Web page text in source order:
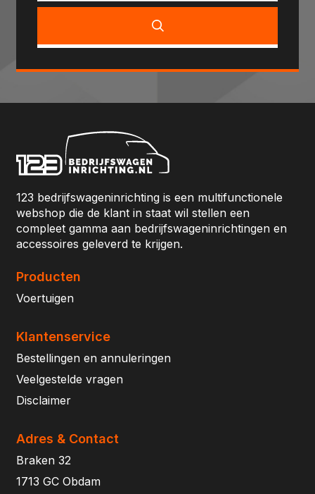
123 bedrijfswageninrichting is een multifunctionele
webshop die de klant in staat wil stellen een
compleet gamma aan bedrijfswageninrichtingen en
accessoires geleverd te krijgen.
Producten
Voertuigen
Klantenservice
Bestellingen en annuleringen
Veelgestelde vragen
Disclaimer
Adres & Contact
Braken 32
1713 GC Obdam